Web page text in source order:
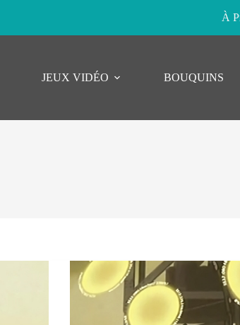
À
JEUX VIDÉO BOUQUINS